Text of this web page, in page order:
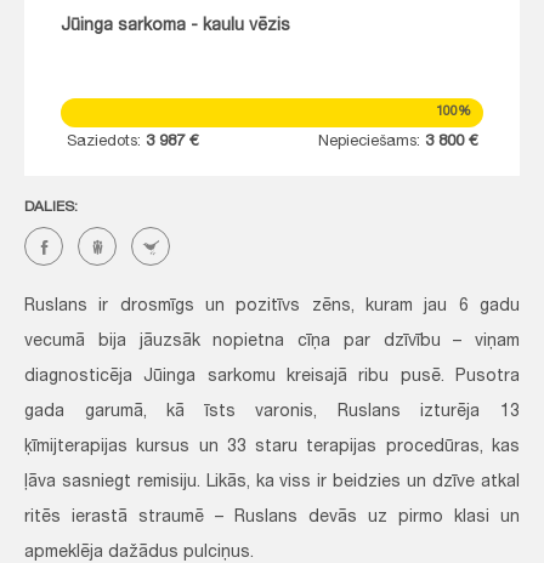
Jūinga sarkoma - kaulu vēzis
100%
Saziedots: 3 987 € Nepieciešams: 3 800 €
DALIES:
Ruslans ir drosmīgs un pozitīvs zēns, kuram jau 6 gadu
vecumā bija jāuzsāk nopietna cīņa par dzīvību – viņam
diagnosticēja Jūinga sarkomu kreisajā ribu pusē. Pusotra
gada garumā, kā īsts varonis, Ruslans izturēja 13
ķīmijterapijas kursus un 33 staru terapijas procedūras, kas
ļāva sasniegt remisiju. Likās, ka viss ir beidzies un dzīve atkal
ritēs ierastā straumē – Ruslans devās uz pirmo klasi un
apmeklēja dažādus pulciņus.